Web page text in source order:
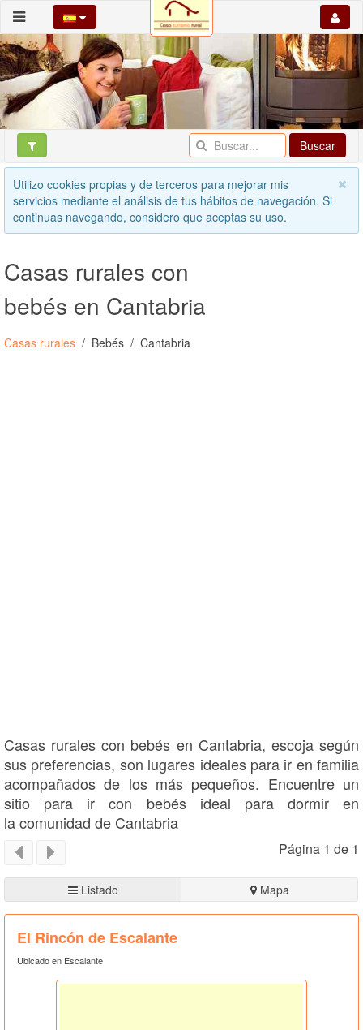
Buscar
Utilizo cookies propias y de terceros para mejorar mis
servicios mediante el análisis de tus hábitos de navegación. Si
continuas navegando, considero que aceptas su uso.
Casas rurales con
bebés en Cantabria
Casas rurales Bebés Cantabria
Casas rurales con bebés en Cantabria, escoja según
sus preferencias, son lugares ideales para ir en familia
acompañados de los más pequeños. Encuentre un
sitio para ir con bebés ideal para dormir en
la comunidad de Cantabria
Página 1 de 1
Listado Mapa
El Rincón de Escalante
Ubicado en Escalante